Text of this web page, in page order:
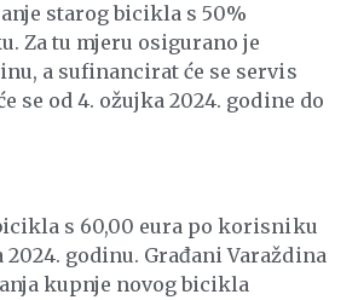
starog bicikla s 50%
Za tu mjeru osigurano je
a sufinancirat će se servis
od 4. ožujka 2024. godine do
s 60,00 eura po korisniku
godinu. Građani Varaždina
kupnje novog bicikla